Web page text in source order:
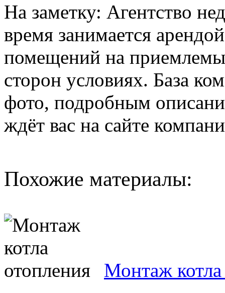
На заметку: Агентство
время занимается
помещений на
сторон условиях. База
фото, подробным
ждёт вас на сайте
Похожие материалы:
Монтаж котла